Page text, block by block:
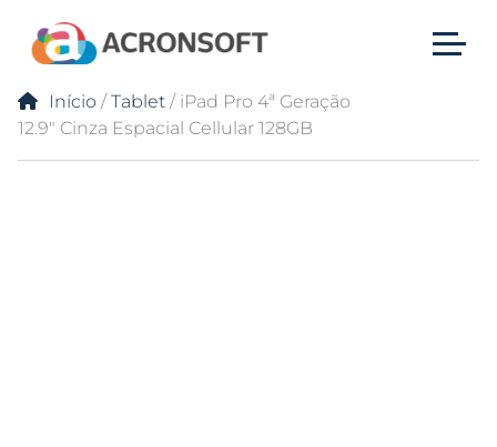
Início /Tablet / iPad Pro 4ª Geração
12.9″ Cinza Espacial Cellular 128GB